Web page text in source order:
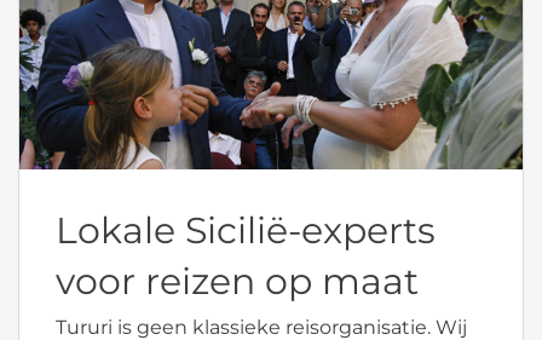
Lokale Sicilië-experts
voor reizen op maat
Tururi is geen klassieke reisorganisatie. Wij